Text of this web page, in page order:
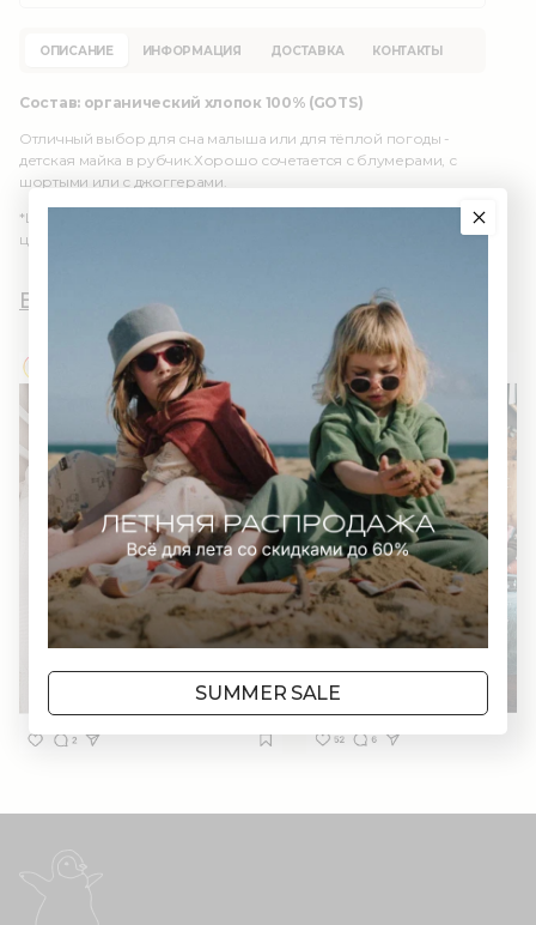
ОПИСАНИЕ ИНФОРМАЦИЯ ДОСТАВКА КОНТАКТЫ
Состав: органический хлопок 100% (GOTS)
Отличный выбор для сна малыша или для тёплой погоды -
детская майка в рубчик.Хорошо сочетается с блумерами, с
шортыми или с джоггерами.
*Цвет изделия в реальности может отличаться из-за
цветопередачи различных мониторов.
Вы и AWWW
SUMMER SALE